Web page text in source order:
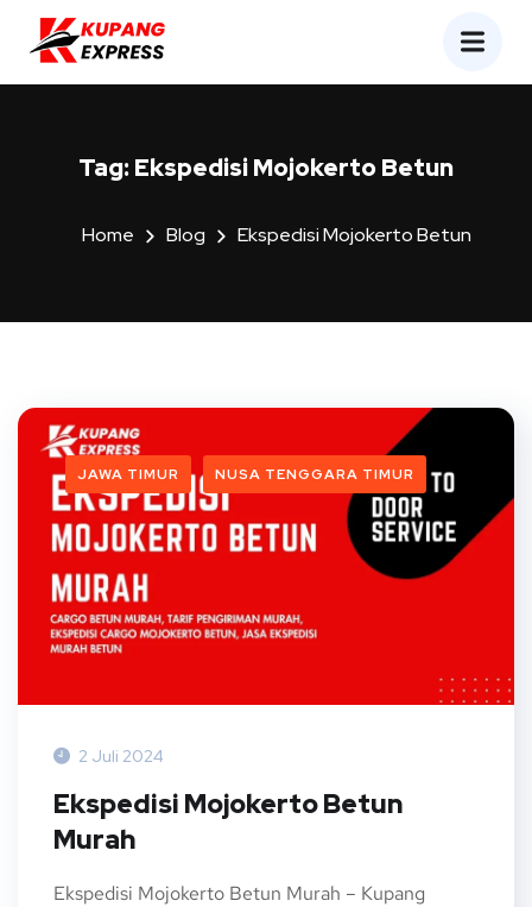
Tag: Ekspedisi Mojokerto Betun
Home Blog Ekspedisi Mojokerto Betun
JAWA TIMUR NUSA TENGGARA TIMUR
2 Juli 2024
Ekspedisi Mojokerto Betun
Murah
Ekspedisi Mojokerto Betun Murah – Kupang